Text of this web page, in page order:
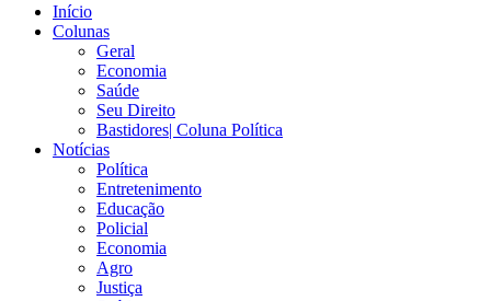
Início
Colunas
Geral
Economia
Saúde
Seu Direito
Bastidores| Coluna Política
Notícias
Política
Entretenimento
Educação
Policial
Economia
Agro
Justiça